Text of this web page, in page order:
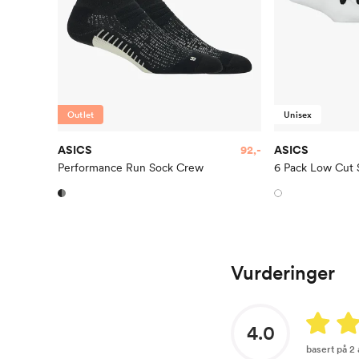
Outlet
ASICS
Performance Run Sock Crew
92,-
Unisex
ASICS
6 Pack Low Cut
Vurderinger
4.0
basert på 2